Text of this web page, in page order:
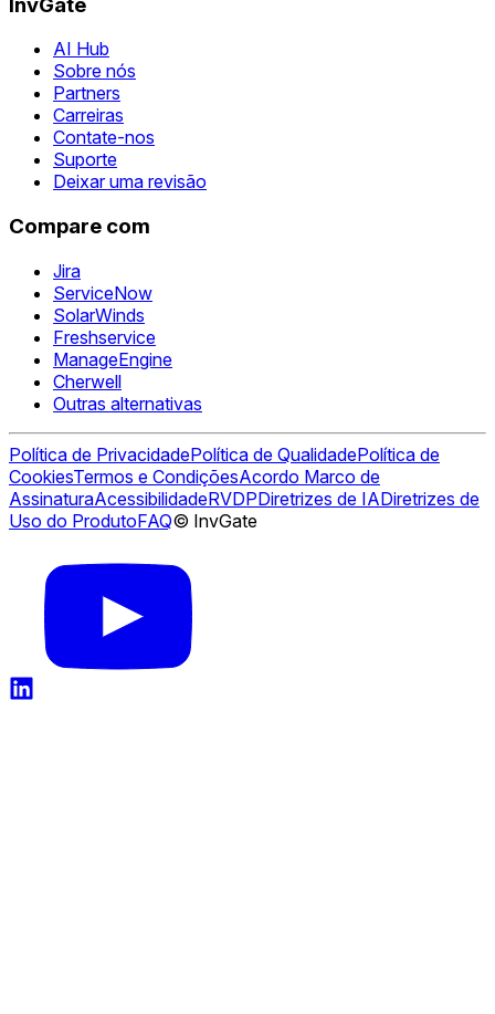
AI Hub
Sobre nós
Partners
Carreiras
Contate-nos
Suporte
Deixar uma revisão
Compare com
Jira
ServiceNow
SolarWinds
Freshservice
ManageEngine
Cherwell
Outras alternativas
Política de PrivacidadePolítica de QualidadePolítica de
CookiesTermos e CondiçõesAcordo Marco de
AssinaturaAcessibilidadeRVDPDiretrizes de IADiretrizes de
Uso do ProdutoFAQ© InvGate